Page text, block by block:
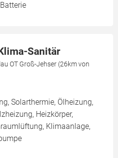
Sanitär
OT Groß-Jehser (26km von
Solarthermie, Ölheizung,
Heizkörper,
Klimaanlage,